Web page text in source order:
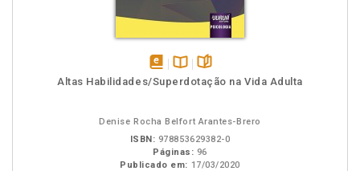
disponívelDisponível
páginas
Altas Habilidades/Superdotação na Vida Adulta
Denise Rocha Belfort Arantes-Brero
ISBN: 978853629382-0
Páginas: 96
Publicado em: 17/03/2020